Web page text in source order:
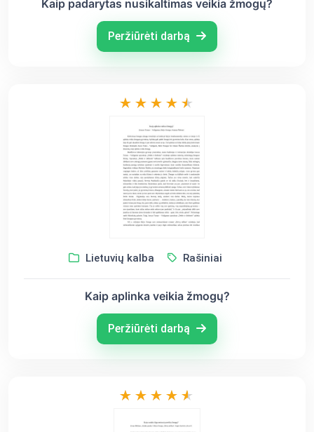
Kaip padarytas nusikaltimas veikia žmogų?
Peržiūrėti darbą
Lietuvių kalba Rašiniai
Kaip aplinka veikia žmogų?
Peržiūrėti darbą